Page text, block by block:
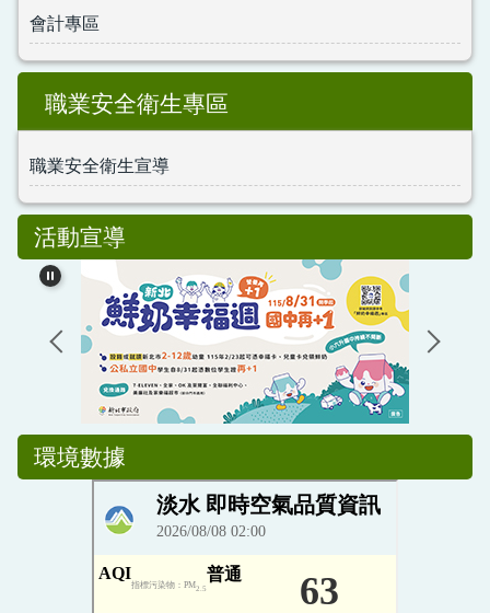
會計專區
職業安全衛生專區
職業安全衛生宣導
活動宣導
環境數據